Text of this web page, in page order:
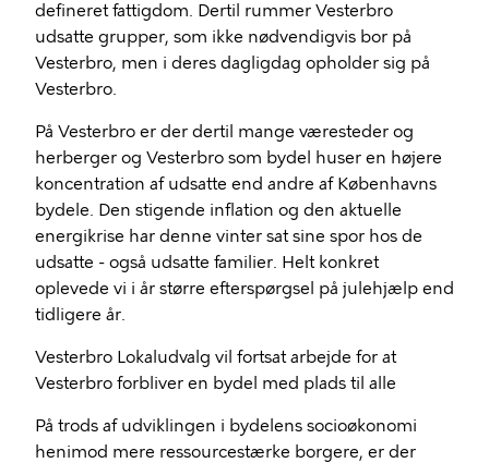
defineret fattigdom. Dertil rummer Vesterbro
udsatte grupper, som ikke nødvendigvis bor på
Vesterbro, men i deres dagligdag opholder sig på
Vesterbro.
På Vesterbro er der dertil mange væresteder og
herberger og Vesterbro som bydel huser en højere
koncentration af udsatte end andre af Københavns
bydele. Den stigende inflation og den aktuelle
energikrise har denne vinter sat sine spor hos de
udsatte - også udsatte familier. Helt konkret
oplevede vi i år større efterspørgsel på julehjælp end
tidligere år.
Vesterbro Lokaludvalg vil fortsat arbejde for at
Vesterbro forbliver en bydel med plads til alle
På trods af udviklingen i bydelens socioøkonomi
henimod mere ressourcestærke borgere, er der